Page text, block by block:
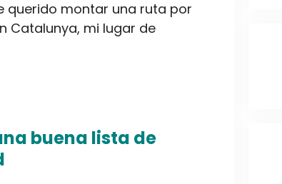
querido montar una ruta por
Catalunya, mi lugar de
buena lista de